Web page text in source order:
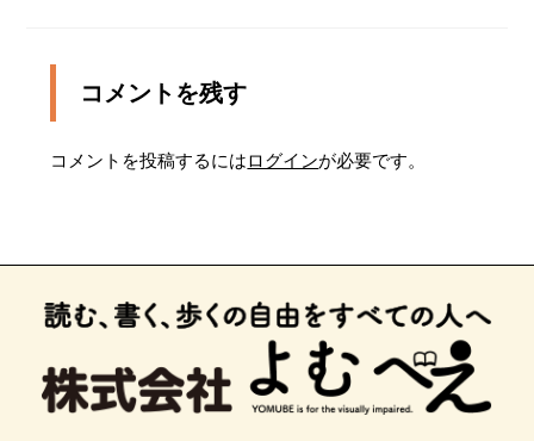
ポイント16
ポイント22
コメントを残す
コメントを投稿するにはログインが必要です。